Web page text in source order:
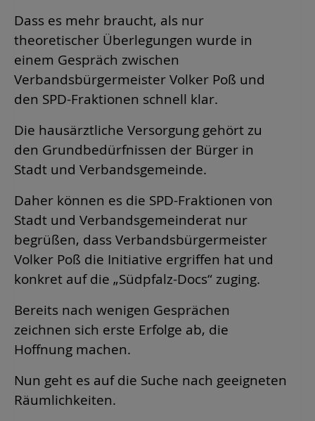
Dass es mehr braucht, als nur
theoretischer Überlegungen wurde in
einem Gespräch zwischen
Verbandsbürgermeister Volker Poß und
den SPD-Fraktionen schnell klar.
Die hausärztliche Versorgung gehört zu
den Grundbedürfnissen der Bürger in
Stadt und Verbandsgemeinde.
Daher können es die SPD-Fraktionen von
Stadt und Verbandsgemeinderat nur
begrüßen, dass Verbandsbürgermeister
Volker Poß die Initiative ergriffen hat und
konkret auf die „Südpfalz-Docs“ zuging.
Bereits nach wenigen Gesprächen
zeichnen sich erste Erfolge ab, die
Hoffnung machen.
Nun geht es auf die Suche nach geeigneten
Räumlichkeiten.